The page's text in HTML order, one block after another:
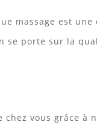
massage est
porte sur la
vous grâce à